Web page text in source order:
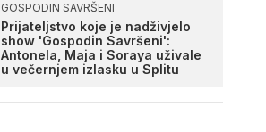
GOSPODIN SAVRŠENI
Prijateljstvo koje je nadživjelo
show 'Gospodin Savršeni':
Antonela, Maja i Soraya uživale
u večernjem izlasku u Splitu